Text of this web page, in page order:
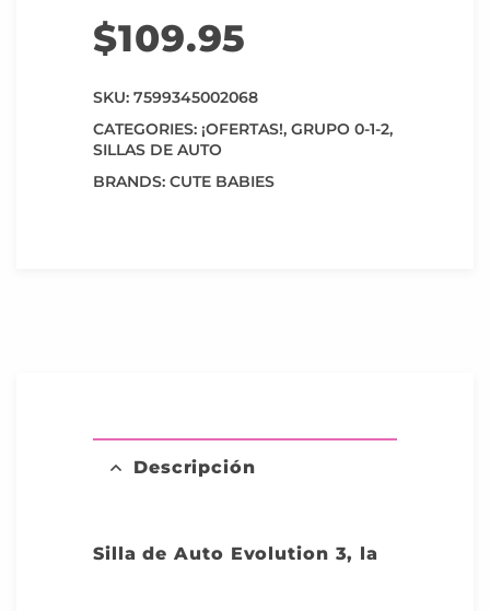
$109.95
SKU: 7599345002068
CATEGORIES: ¡OFERTAS!, GRUPO 0-1-2,
SILLAS DE AUTO
BRANDS: CUTE BABIES
Descripción
Silla de Auto Evolution 3, la